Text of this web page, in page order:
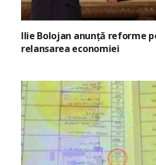
Ilie Bolojan anunță reforme
relansarea economiei